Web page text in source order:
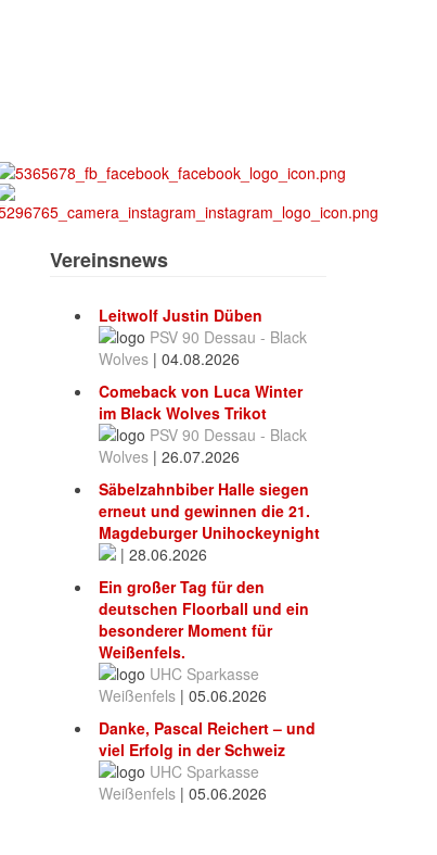
Vereinsnews
Leitwolf Justin Düben
PSV 90 Dessau - Black
Wolves | 04.08.2026
Comeback von Luca Winter
im Black Wolves Trikot
PSV 90 Dessau - Black
Wolves | 26.07.2026
Säbelzahnbiber Halle siegen
erneut und gewinnen die 21.
Magdeburger Unihockeynight
| 28.06.2026
Ein großer Tag für den
deutschen Floorball und ein
besonderer Moment für
Weißenfels.
UHC Sparkasse
Weißenfels | 05.06.2026
Danke, Pascal Reichert – und
viel Erfolg in der Schweiz
UHC Sparkasse
Weißenfels | 05.06.2026